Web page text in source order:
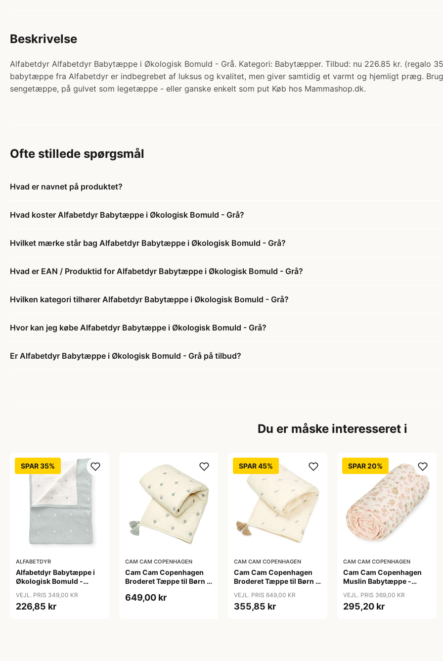
Beskrivelse
Alfabetdyr Alfabetdyr Babytæppe i Økologisk Bomuld - Grå. Kategori: Babytæpper. Tilbud: nu 226.85 kr. (regalo
babytæppe fra Alfabetdyr er indbegrebet af luksus og kvalitet, men giver samtidig et varmt og hjemligt præg.
sengetæppe, på gulvet som legetæppe - eller ganske enkelt som put Køb hos Mammashop.dk.
Ofte stillede spørgsmål
Hvad er navnet på produktet?
Hvad koster Alfabetdyr Babytæppe i Økologisk Bomuld - Grå?
Hvilket mærke står bag Alfabetdyr Babytæppe i Økologisk Bomuld - Grå?
Hvad er EAN / Produktid for Alfabetdyr Babytæppe i Økologisk Bomuld - Grå?
Hvilken kategori tilhører Alfabetdyr Babytæppe i Økologisk Bomuld - Grå?
Hvor kan jeg købe Alfabetdyr Babytæppe i Økologisk Bomuld - Grå?
Er Alfabetdyr Babytæppe i Økologisk Bomuld - Grå på tilbud?
Du er måske interesseret i
SPAR 35%
ALFABETDYR
Alfabetdyr Babytæppe i
Økologisk Bomuld -
VEJL. PRIS 349,00 KR
226,85 kr
CAM CAM COPENHAGEN
Cam Cam Copenhagen
Broderet Tæppe til Børn -
649,00 kr
SPAR 45%
CAM CAM COPENHAGEN
Cam Cam Copenhagen
Broderet Tæppe til Børn -
VEJL. PRIS 649,00 KR
355,85 kr
SPAR 20%
CAM CAM COPENHAGEN
Cam Cam Copenhagen
Muslin Babytæppe -
VEJL. PRIS 369,00 KR
295,20 kr